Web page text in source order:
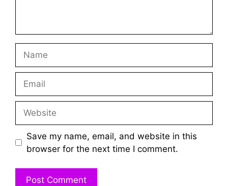
Save my name, email, and website in this
browser for the next time I comment.